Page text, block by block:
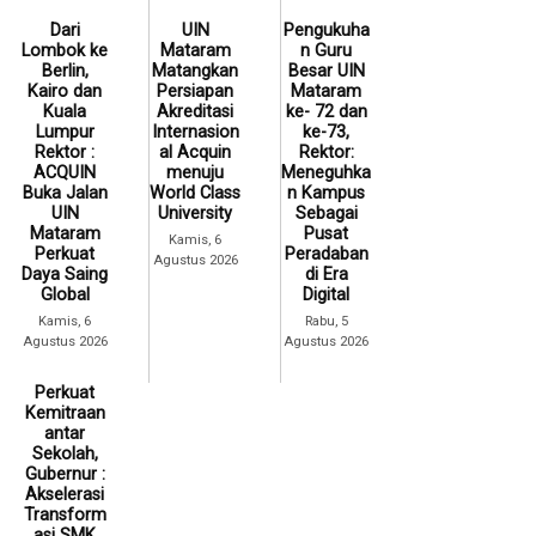
Dari
Lombok ke
Berlin,
Kairo dan
Kuala
Lumpur
Rektor :
ACQUIN
Buka Jalan
UIN
Mataram
Perkuat
Daya Saing
Global
Kamis, 6
Agustus 2026
UIN
Mataram
Matangkan
Persiapan
Akreditasi
Internasion
al Acquin
menuju
World Class
University
Kamis, 6
Agustus 2026
Pengukuha
n Guru
Besar UIN
Mataram
ke- 72 dan
ke-73,
Rektor:
Meneguhka
n Kampus
Sebagai
Pusat
Peradaban
di Era
Digital
Rabu, 5
Agustus 2026
Perkuat
Kemitraan
antar
Sekolah,
Gubernur :
Akselerasi
Transform